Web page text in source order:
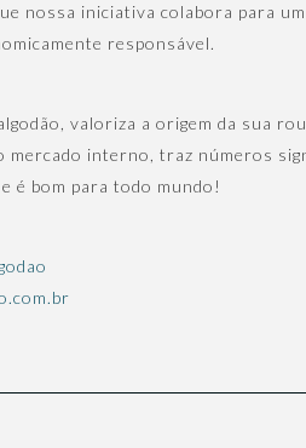
nossa iniciativa colabora para
responsável.
valoriza a origem da sua
mercado interno, traz números
é bom para todo mundo!